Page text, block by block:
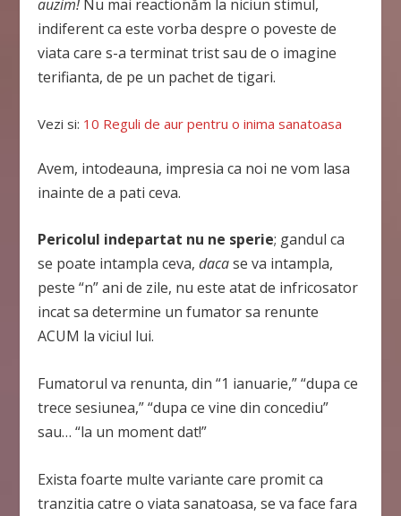
auzim!Nu mai reactionăm la niciun stimul,
indiferent ca este vorba despre o poveste de
viata care s-a terminat trist sau de o imagine
terifianta, de pe un pachet de tigari.
Vezi si: 10 Reguli de aur pentru o inima sanatoasa
Avem, intodeauna, impresia ca noi ne vom lasa
inainte de a pati ceva.
Pericolul indepartat nu ne sperie; gandul ca
se poate intampla ceva,dacase va intampla,
peste “n” ani de zile, nu este atat de infricosator
incat sa determine un fumator sa renunte
ACUM la viciul lui.
Fumatorul va renunta, din “1 ianuarie,” “dupa ce
trece sesiunea,” “dupa ce vine din concediu”
sau… “la un moment dat!”
Exista foarte multe variante care promit ca
tranzitia catre o viata sanatoasa, se va face fara